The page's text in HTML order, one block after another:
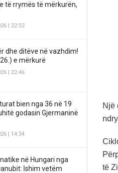
të rrymës të mërkurën,
| 22:52
dhe ditëve në vazhdim!
e mërkurë
| 22:46
bien nga 36 në 19
godasin Gjermaninë
| 14:34
në Hungari nga
Ishim vetëm
Një
të